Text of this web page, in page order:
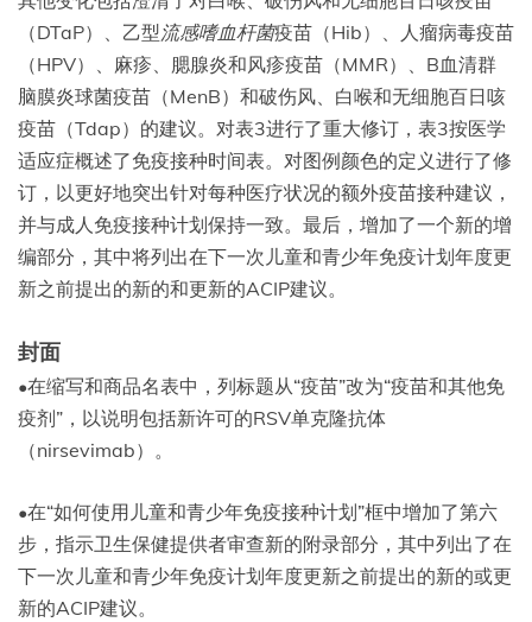
（DTaP）、乙型流感嗜血杆菌疫苗（Hib）、人瘤病毒疫苗
（HPV）、麻疹、腮腺炎和风疹疫苗（MMR）、B血清群
脑膜炎球菌疫苗（MenB）和破伤风、白喉和无细胞百日咳
疫苗（Tdap）的建议。对表3进行了重大修订，表3按医学
适应症概述了免疫接种时间表。对图例颜色的定义进行了修
订，以更好地突出针对每种医疗状况的额外疫苗接种建议，
并与成人免疫接种计划保持一致。最后，增加了一个新的增
编部分，其中将列出在下一次儿童和青少年免疫计划年度更
新之前提出的新的和更新的ACIP建议。
封面
•在缩写和商品名表中，列标题从“疫苗”改为“疫苗和其他免
疫剂”，以说明包括新许可的RSV单克隆抗体
（nirsevimab）。
•在“如何使用儿童和青少年免疫接种计划”框中增加了第六
步，指示卫生保健提供者审查新的附录部分，其中列出了在
下一次儿童和青少年免疫计划年度更新之前提出的新的或更
新的ACIP建议。